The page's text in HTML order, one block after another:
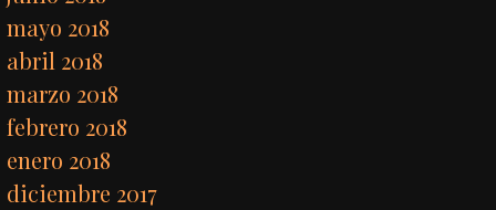
mayo 2018
abril 2018
marzo 2018
febrero 2018
enero 2018
diciembre 2017